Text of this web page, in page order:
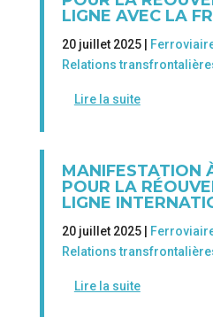
LIGNE AVEC LA
20 juillet 2025 |
Relations
Lire la suite
MANIFESTATION
POUR LA
LIGNE
20 juillet 2025 |
Relations
Lire la suite